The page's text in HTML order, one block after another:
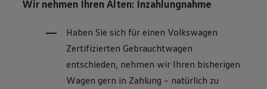
Wir nehmen Ihren Alten: Inzahlungnahme
Haben Sie sich für einen Volkswagen
Zertifizierten Gebrauchtwagen
entschieden, nehmen wir Ihren bisherigen
Wagen gern in Zahlung – natürlich zu